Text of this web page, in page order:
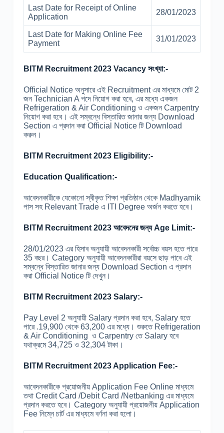
Last Date for Receipt of Online
Application
28/01/2023
Last Date for Making Online Fee
Payment
31/01/2023
BITM Recruitment 2023 Vacancy সংখ্যা:-
Official Notice অনুসারে এই Recruitment এর মাধ্যমে মোট 2
জন Technician A পদে নিয়োগ করা হবে, এর মধ্যে একজন
Refrigeration & Air Conditioning ও একজন Carpentry
নিয়োগ করা হবে। এই সম্বন্ধে বিস্তারিত জানার জন্য Download
Section এ প্রদান করা Official Notice টি Download
করুন।
BITM Recruitment 2023 Eligibility:-
Education Qualification:-
আবেদনকারীকে যেকোনো স্বীকৃত শিক্ষা প্রতিষ্ঠান থেকে Madhyamik
পাস সহ Relevant Trade এ ITI Degree অর্জন করতে হবে।
BITM Recruitment 2023 আবেদনের জন্য Age Limit:-
28/01/2023 এর হিসাব অনুযায়ী আবেদনকারী সর্বোচ্চ বয়স হতে পারে
35 বছর। Category অনুযায়ী আবেদনকারীরা বয়সে ছাড় পাবে এই
সম্বন্ধে বিস্তারিত জানার জন্য Download Section এ প্রদান
করা Official Notice টি দেখুন।
BITM Recruitment 2023 Salary:-
Pay Level 2 অনুযায়ী Salary প্রদান করা হবে, Salary হতে
পারে .19,900 থেকে 63,200 এর মধ্যে। শুরুতে Refrigeration
& Air Conditioning ও Carpentry তে Salary হবে
যথাক্রমে 34,725 ও 32,304 টাকা।
BITM Recruitment 2023 Application Fee:-
আবেদনকারীকে প্রয়োজনীয় Application Fee Online মাধ্যমে
তথা Credit Card /Debit Card /Netbanking এর মাধ্যমে
প্রদান করতে হবে। Category অনুযায়ী প্রয়োজনীয় Application
Fee নিম্নে চার্ট এর মাধ্যমে বর্ণনা করা হলো।